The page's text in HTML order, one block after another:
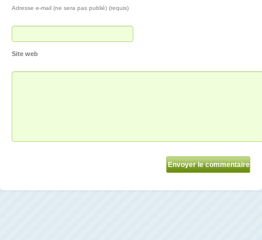
Adresse e-mail (ne sera pas publié) (requis)
Site web